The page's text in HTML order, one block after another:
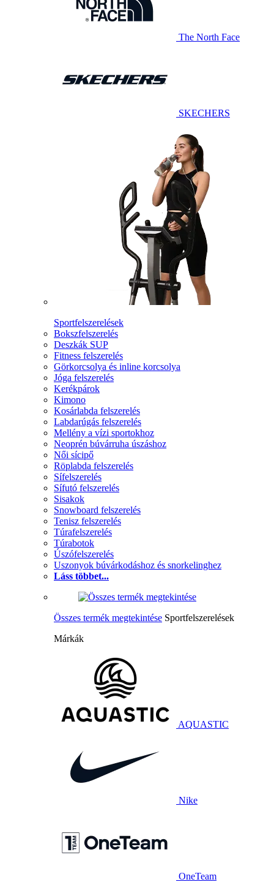
The North Face
SKECHERS
Sportfelszerelések
Bokszfelszerelés
Deszkák SUP
Fitness felszerelés
Görkorcsolya és inline korcsolya
Jóga felszerelés
Kerékpárok
Kimono
Kosárlabda felszerelés
Labdarúgás felszerelés
Mellény a vízi sportokhoz
Neoprén búvárruha úszáshoz
Női sícipő
Röplabda felszerelés
Sífelszerelés
Sífutó felszerelés
Sisakok
Snowboard felszerelés
Tenisz felszerelés
Túrafelszerelés
Túrabotok
Úszófelszerelés
Uszonyok búvárkodáshoz és snorkelinghez
Láss többet...
Összes termék megtekintése Sportfelszerelések
Márkák
AQUASTIC
Nike
OneTeam